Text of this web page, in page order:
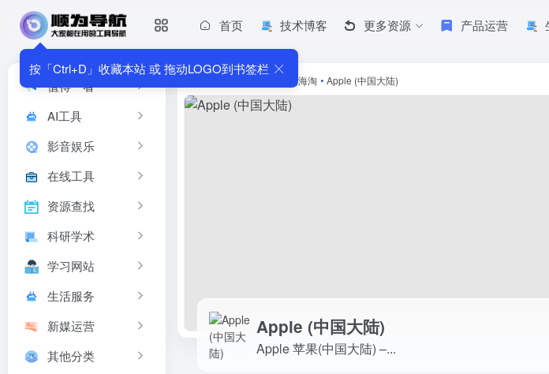
按「Ctrl+D」收藏本站 或 拖动LOGO到书签栏
首页 技术博客 更多资源 产品运营
值得一看
AI工具
影音娱乐
在线工具
资源查找
科研学术
学习网站
生活服务
新媒运营
其他分类
购物海淘 • Apple (中国大陆)
Apple (中国大陆)
Apple 苹果(中国大陆) –...
Apple (中国大陆)
Apple 苹果(中国大陆) &#8211...